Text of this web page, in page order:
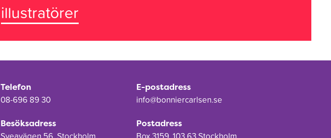
illustratörer
Telefon
08-696 89 30
E-postadress
info@bonniercarlsen.se
Besöksadress Postadress